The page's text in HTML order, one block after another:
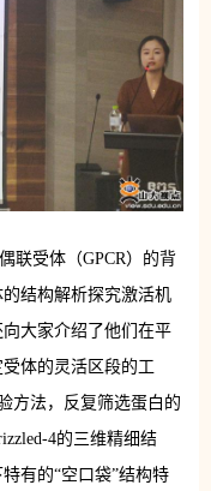
联受体（GPCR）的背
结构解析探究激活机
大家介绍了他们在平
体的灵活区段的工
方法，反复筛选蛋白的
4的三维精细结
有的“空口袋”结构特